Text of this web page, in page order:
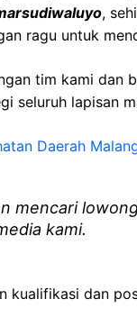
,
ragu untuk
tim kami dan
seluruh lapisan
Daerah
mencari
kami.
kualifikasi dan